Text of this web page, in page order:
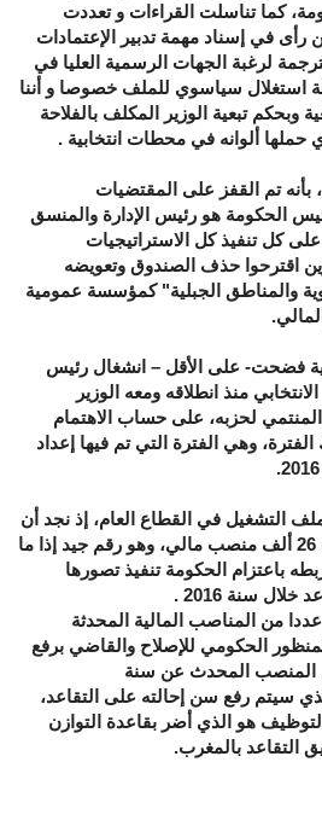
كما تناسلت القراءات و تعددت
رأى في إسناد مهمة تدبير الإعتمادات
لرغبة الجهات الرسمية العليا في
استغلال سياسوي للملف خصوصا و أننا
وبحكم تبعية الوزير المكلف بالفلاحة
حملها ألوانه في محطات انتخابية .
تم القفز على المقتضيات
الحكومة هو رئيس الإدارة والمنسق
كل تنفيذ كل الاستراتيجيات
اقترحوا حذف الصندوق وتعويضه
والمناطق الجبلية"كمؤسسة عمومية
فضحت- على الأقل – انشغال رئيس
منذ انطلاقه ومعه الوزير
المنتمي لحزبه، على حساب الاهتمام
وهي الفترة التي تم فيها إعداد
التشغيل في القطاع العام، إذ نجد أن
المشروع يتحدث عن إحداث 26 ألف منصب مالي، وهو رقم جيد إذا ما
باعتزام الحكومة تنفيذ تصورها
سنة 2016 .
من المناصب المالية المحدثة
الحكومي للإصلاح والقاضي برفع
المنصب المحدث عن سنة
سيتم رفع سن إحالته على التقاعد،
هو الذي أضر بقاعدة التوازن
التقاعد بالمغرب.